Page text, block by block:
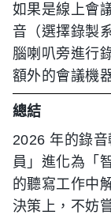
如果是線上會
音（選擇錄製
腦喇叭旁進行
額外的會議機
總結
2026 年的錄
員」進化為「
的聽寫工作中
決策上，不妨